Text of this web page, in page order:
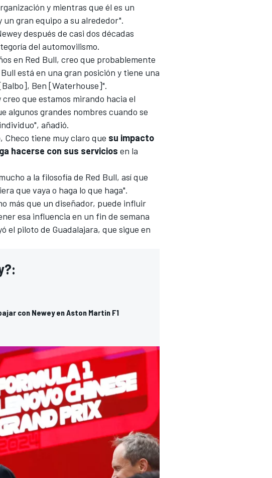
y mientras que él es un
gran equipo a su alrededor".
después de casi dos décadas
del automovilismo.
en Red Bull, creo que probablemente
está en una gran posición y tiene una
Ben [Waterhouse]".
que estamos mirando hacia el
algunos grandes nombres cuando se
añadió.
tiene muy claro que su impacto
hacerse con sus servicios en la
a la filosofía de Red Bull, así que
que vaya o haga lo que haga".
más que un diseñador, puede influir
esa influencia en un fin de semana
el piloto de Guadalajara, que sigue en
con Newey en Aston Martin F1